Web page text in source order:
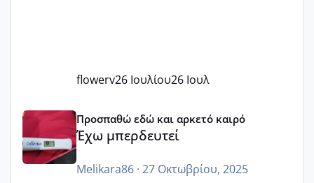
flowerv26 Ιουλίου26 Ιουλ
Έχω μπερδευτεί
Προσπαθώ εδώ και αρκετό καιρό
Έχω μπερδευτεί
Melikara86· 27 Οκτωβρίου, 2025